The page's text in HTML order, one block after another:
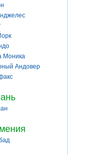
Моника
Андовер